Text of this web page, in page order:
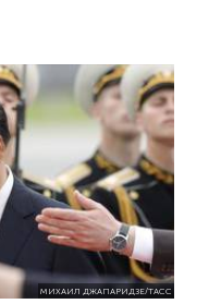
МИХАИЛ ДЖАПАРИДЗЕ/ТАСС